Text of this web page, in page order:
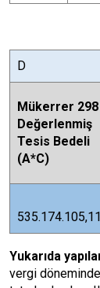
D
Mükerrer 298
Değerlenmiş
Tesis Bedeli
(A*C)
535.174.105,11
Yukarıda
vergi